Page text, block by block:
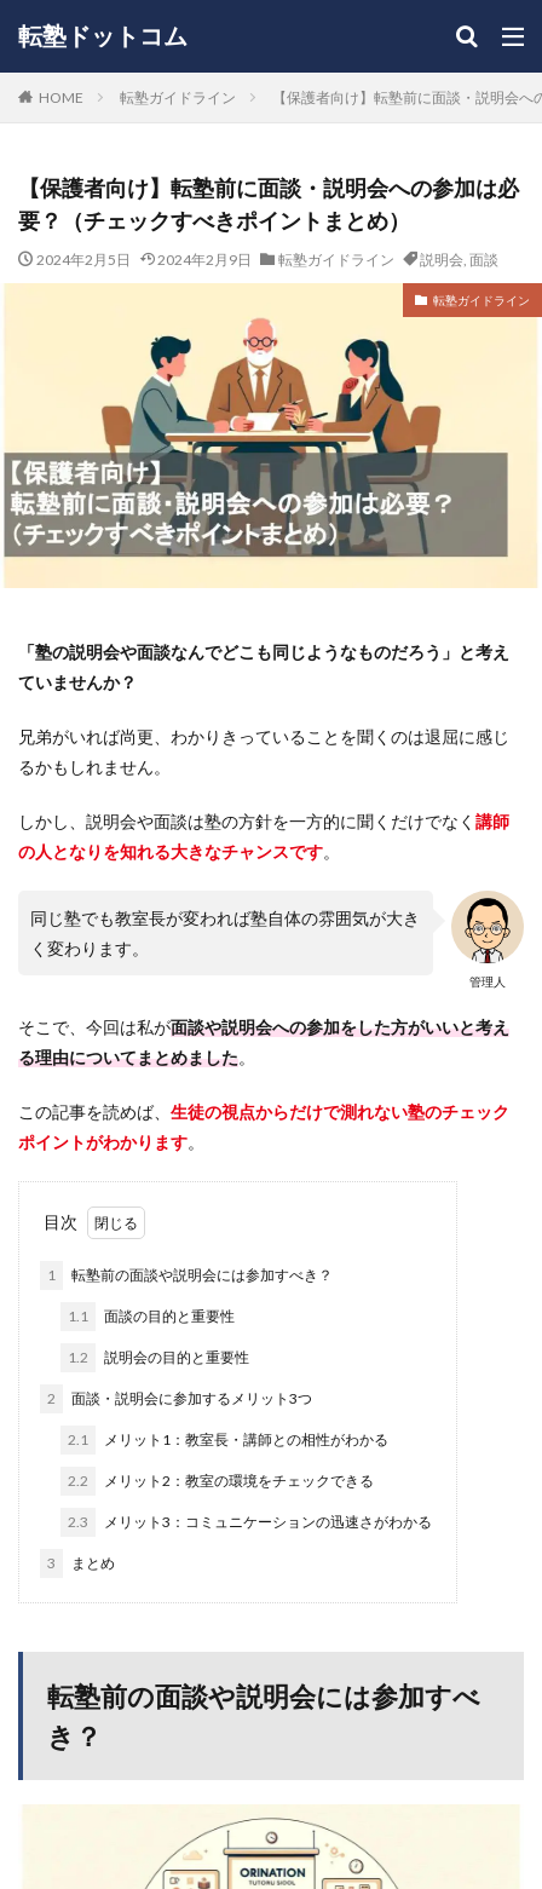
転塾ドットコム
HOME 転塾ガイドライン 【保護者向け】転塾前に面談・説明会
【保護者向け】転塾前に面談・説明会への参加は必
要？（チェックすべきポイントまとめ）
2024年2月5日 2024年2月9日 転塾ガイドライン 説明会, 面談
転塾ガイドライン
「塾の説明会や面談なんでどこも同じようなものだろう」と考え
ていませんか？
兄弟がいれば尚更、わかりきっていることを聞くのは退屈に感じ
るかもしれません。
しかし、説明会や面談は塾の方針を一方的に聞くだけでなく 講師
の人となりを知れる大きなチャンスです。
管理人
同じ塾でも教室長が変われば塾自体の雰囲気が大き
く変わります。
そこで、今回は私が面談や説明会への参加をした方がいいと考え
る理由についてまとめました。
この記事を読めば、 生徒の視点からだけで測れない塾のチェック
ポイントがわかります。
目次
1 転塾前の面談や説明会には参加すべき？
1.1 面談の目的と重要性
1.2 説明会の目的と重要性
2 面談・説明会に参加するメリット3つ
2.1 メリット1：教室長・講師との相性がわかる
2.2 メリット2：教室の環境をチェックできる
2.3 メリット3：コミュニケーションの迅速さがわかる
3 まとめ
転塾前の面談や説明会には参加すべ
き？